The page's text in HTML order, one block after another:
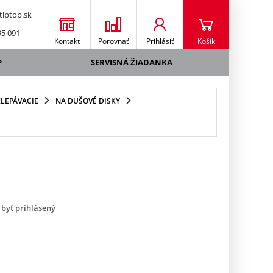
091
Kontakt Porovnať Prihlásiť Košík
SERVISNÁ ŽIADANKA
NA DUŠOVÉ DISKY
prihlásený